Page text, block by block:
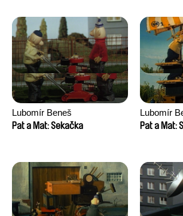
Lubomír Beneš
Pat a Mat: Sekačka
Lubomír
Pat a Mat: